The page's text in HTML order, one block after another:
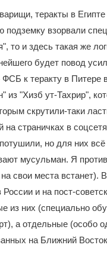
теракты в
подземку взорвали
то и здесь такая же
будет повод
к теракту в Питере
из "Хизб ут-Тахрир",
скрутили-таки
на страничках в
но для них всё
мусульман. Я
свои места
и на пост-
из них (специально
а отдельные (особо
на Ближний